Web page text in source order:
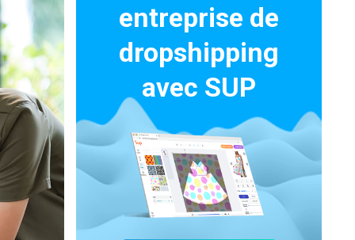
entreprise de
dropshipping
avec SUP